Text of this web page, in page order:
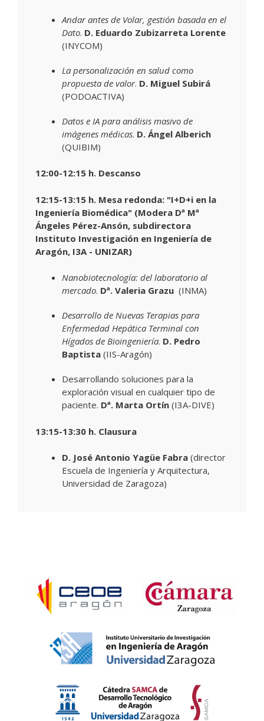
Andar antes de Volar, gestión basada en el
Dato. D. Eduardo Zubizarreta Lorente
(INYCOM)
La personalización en salud como
propuesta de valor. D. Miguel Subirá
(PODOACTIVA)
Datos e IA para análisis masivo de
imágenes médicas. D. Ángel Alberich
(QUIBIM)
12:00-12:15 h. Descanso
12:15-13:15 h. Mesa redonda: "I+D+i en la
Ingeniería Biomédica" (Modera Dª Mª
Ángeles Pérez-Ansón, subdirectora
Instituto Investigación en Ingeniería de
Aragón, I3A - UNIZAR)
Nanobiotecnología: del laboratorio al
mercado. Dª. Valeria Grazu (INMA)
Desarrollo de Nuevas Terapias para
Enfermedad Hepática Terminal con
Hígados de Bioingeniería. D. Pedro
Baptista (IIS-Aragón)
Desarrollando soluciones para la
exploración visual en cualquier tipo de
paciente. Dª. Marta Ortín (I3A-DIVE)
13:15-13:30 h. Clausura
D. José Antonio Yagüe Fabra (director
Escuela de Ingeniería y Arquitectura,
Universidad de Zaragoza)